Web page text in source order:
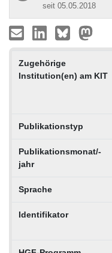
seit 05.05.2018
Zugehörige
Institution(en) am KIT
Publikationstyp
Publikationsmonat/-
jahr
Sprache
Identifikator